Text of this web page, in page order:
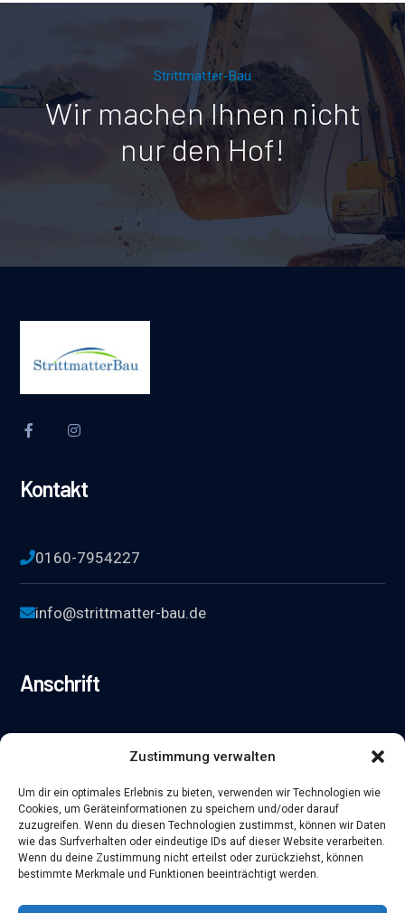
Zustimmung verwalten
Um dir ein optimales Erlebnis zu bieten, verwenden wir Technologien wie
Cookies, um Geräteinformationen zu speichern und/oder darauf
zuzugreifen. Wenn du diesen Technologien zustimmst, können wir Daten
wie das Surfverhalten oder eindeutige IDs auf dieser Website verarbeiten.
Wenn du deine Zustimmung nicht erteilst oder zurückziehst, können
bestimmte Merkmale und Funktionen beeinträchtigt werden.
Strittmatter-Bau
Wir machen Ihnen nicht
nur den Hof!
Kontakt
0160-7954227
info@strittmatter-bau.de
Anschrift
Fußgönheimer Str. 38 A, 67071 Ludwigshafen
Info